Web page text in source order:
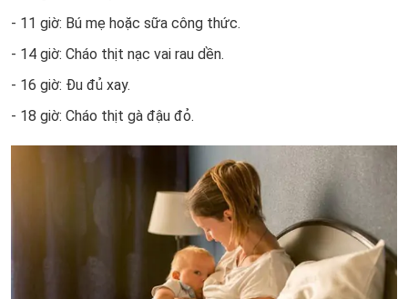
- 11 giờ: Bú mẹ hoặc sữa công thức.
- 14 giờ: Cháo thịt nạc vai rau dền.
- 16 giờ: Đu đủ xay.
- 18 giờ: Cháo thịt gà đậu đỏ.